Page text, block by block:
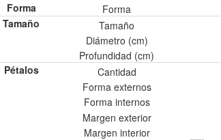
Forma
Forma
Tamaño
Tamaño
Diámetro (cm)
Profundidad (cm)
Pétalos
Cantidad
Forma externos
Forma internos
Margen exterior
Margen interior